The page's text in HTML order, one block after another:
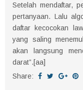
Setelah mendaftar,
pertanyaan. Lalu
daftar kecocokan
yang saling
akan langsung
darat”.[aa]
Share: